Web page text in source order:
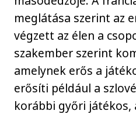
meglátása szerint az
végzett az élen a
szakember szerint
amelynek erős a
erősíti például a
korábbi győri játékos,